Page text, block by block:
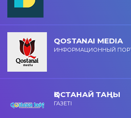
QOSTANAI MEDIA
ИНФОРМАЦИОННЫЙ
ҚОСТАНАЙ ТАҢЫ
ГАЗЕТІ